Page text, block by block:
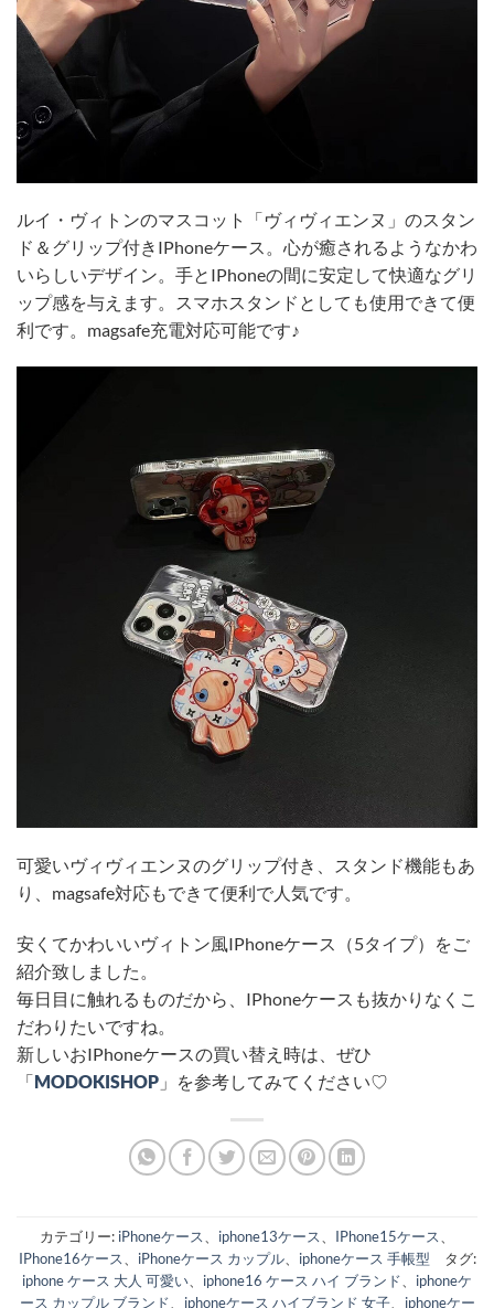
ルイ・ヴィトンのマスコット「ヴィヴィエンヌ」のスタン
ド＆グリップ付きIPhoneケース。心が癒されるようなかわ
いらしいデザイン。手とIPhoneの間に安定して快適なグリ
ップ感を与えます。スマホスタンドとしても使用できて便
利です。magsafe充電対応可能です♪
可愛いヴィヴィエンヌのグリップ付き、スタンド機能もあ
り、magsafe対応もできて便利で人気です。
安くてかわいいヴィトン風IPhoneケース（5タイプ）をご
紹介致しました。
毎日目に触れるものだから、IPhoneケースも抜かりなくこ
だわりたいですね。
新しいおIPhoneケースの買い替え時は、ぜひ
「MODOKISHOP 」を参考してみてください♡
カテゴリー: iPhoneケース iphone13ケース IPhone15ケース
IPhone16ケース
iPhoneケース カップル、 iphoneケース 手帳型 タグ:
iphone ケース 大人 可愛い
iphone16 ケース ハイ ブランド
iphoneケ
ース カップル ブランド
iphoneケース ハイブランド 女子、 iphoneケー